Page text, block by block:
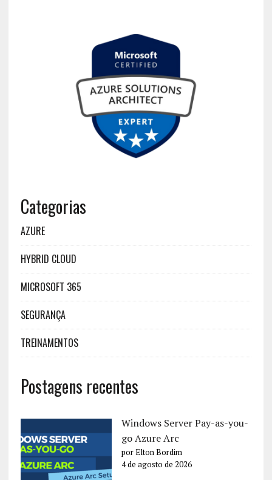
Categorias
AZURE
HYBRID CLOUD
MICROSOFT 365
SEGURANÇA
TREINAMENTOS
Postagens recentes
Windows Server Pay-as-you-
go Azure Arc
por Elton Bordim
4 de agosto de 2026